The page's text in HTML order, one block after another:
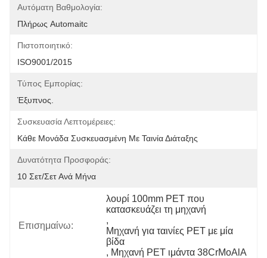
Αυτόματη Βαθμολογία:
Πλήρως Automaitc
Πιστοποιητικό:
ISO9001/2015
Τύπος Εμπορίας:
Έξυπνος.
Συσκευασία Λεπτομέρειες:
Κάθε Μονάδα Συσκευασμένη Με Ταινία Διάταξης
Δυνατότητα Προσφοράς:
10 Σετ/σετ Ανά Μήνα
Επισημαίνω:
λουρί 100mm PET που
κατασκευάζει τη μηχανή
,
Μηχανή για ταινίες PET με μία
βίδα
, Μηχανή PET ιμάντα 38CrMoAlA